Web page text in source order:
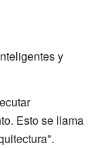
y
Esto se llama